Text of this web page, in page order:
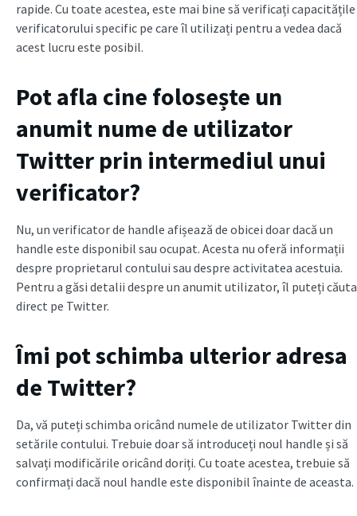
rapide. Cu toate acestea, este mai bine să verificați capacitățile
verificatorului specific pe care îl utilizați pentru a vedea dacă
acest lucru este posibil.
Pot afla cine folosește un
anumit nume de utilizator
Twitter prin intermediul unui
verificator?
Nu, un verificator de handle afișează de obicei doar dacă un
handle este disponibil sau ocupat. Acesta nu oferă informații
despre proprietarul contului sau despre activitatea acestuia.
Pentru a găsi detalii despre un anumit utilizator, îl puteți căuta
direct pe Twitter.
Îmi pot schimba ulterior adresa
de Twitter?
Da, vă puteți schimba oricând numele de utilizator Twitter din
setările contului. Trebuie doar să introduceți noul handle și să
salvați modificările oricând doriți. Cu toate acestea, trebuie să
confirmați dacă noul handle este disponibil înainte de aceasta.